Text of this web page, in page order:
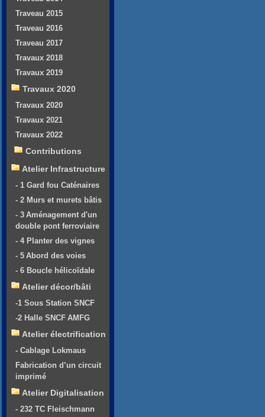
Traveau 2015
Traveau 2016
Traveau 2017
Travaux 2018
Travaux 2019
Travaux 2020
Travaux 2020
Travaux 2021
Travaux 2022
Contributions
Atelier Infrastructure
- 1 Gard fou Caténaires
- 2 Murs et murets bâtis
- 3 Aménagement d'un
double pont ferroviaire
- 4 Planter des vignes
- 5 Abord des voies
- 6 Boucle hélicoïdale
Atelier décor/bâti
-1 Sous Station SNCF
-2 Halle SNCF AMFG
Atelier électrification
- Cablage Lokmaus
Fabrication d’un circuit
imprimé
Atelier Digitalisation
- 232 TC Fleischmann